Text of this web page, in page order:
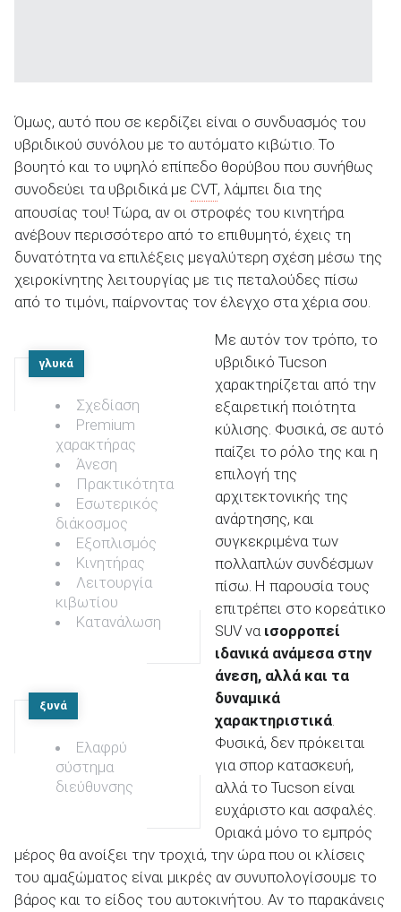
Όμως, αυτό που σε κερδίζει είναι ο συνδυασμός του
υβριδικού συνόλου με το αυτόματο κιβώτιο. Το
βουητό και το υψηλό επίπεδο θορύβου που συνήθως
συνοδεύει τα υβριδικά με CVT, λάμπει δια της
απουσίας του! Τώρα, αν οι στροφές του κινητήρα
ανέβουν περισσότερο από το επιθυμητό, έχεις τη
δυνατότητα να επιλέξεις μεγαλύτερη σχέση μέσω της
χειροκίνητης λειτουργίας με τις πεταλούδες πίσω
από το τιμόνι, παίρνοντας τον έλεγχο στα χέρια σου.
γλυκά
Σχεδίαση
Premium
χαρακτήρας
Άνεση
Πρακτικότητα
Εσωτερικός
διάκοσμος
Εξοπλισμός
Κινητήρας
Λειτουργία
κιβωτίου
Κατανάλωση
ξυνά
Ελαφρύ
σύστημα
διεύθυνσης
Με αυτόν τον τρόπο, το
υβριδικό Tucson
χαρακτηρίζεται από την
εξαιρετική ποιότητα
κύλισης. Φυσικά, σε αυτό
παίζει το ρόλο της και η
επιλογή της
αρχιτεκτονικής της
ανάρτησης, και
συγκεκριμένα των
πολλαπλών συνδέσμων
πίσω. Η παρουσία τους
επιτρέπει στο κορεάτικο
SUV να ισορροπεί
ιδανικά ανάμεσα στην
άνεση, αλλά και τα
δυναμικά
χαρακτηριστικά.
Φυσικά, δεν πρόκειται
για σπορ κατασκευή,
αλλά το Tucson είναι
ευχάριστο και ασφαλές.
Οριακά μόνο το εμπρός
μέρος θα ανοίξει την τροχιά, την ώρα που οι κλίσεις
του αμαξώματος είναι μικρές αν συνυπολογίσουμε το
βάρος και το είδος του αυτοκινήτου. Αν το παρακάνεις